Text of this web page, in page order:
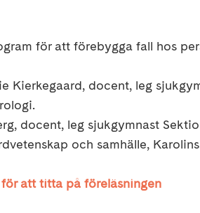
för att förebygga fall hos
Kierkegaard, docent, leg
docent, leg sjukgymnast
och samhälle,
att titta på föreläsningen